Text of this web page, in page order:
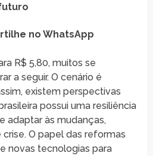
no WhatsApp
R$ 5,80, muitos se
a seguir. O cenário é
existem perspectivas
possui uma resiliência
adaptar às mudanças,
O papel das reformas
novas tecnologias para